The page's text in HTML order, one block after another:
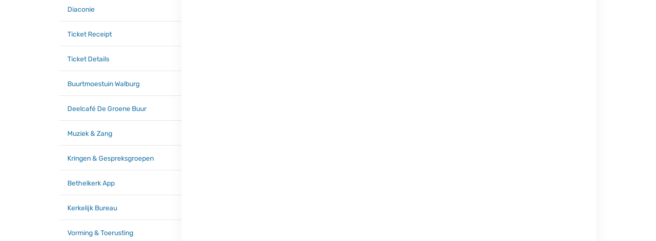
Diaconie
Ticket Receipt
Ticket Details
Buurtmoestuin Walburg
Deelcafé De Groene Buur
Muziek & Zang
Kringen & Gespreksgroepen
Bethelkerk App
Kerkelijk Bureau
Vorming & Toerusting